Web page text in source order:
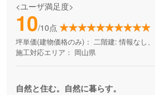
<ユーザ満足度>
10/10点
坪単価(建物価格のみ)： 二階建: 情報なし
施工対応エリア： 岡山県
自然と住む。自然に暮らす。